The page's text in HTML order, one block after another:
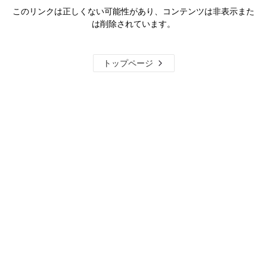
このリンクは正しくない可能性があり、コンテンツは非表示また
は削除されています。
トップページ